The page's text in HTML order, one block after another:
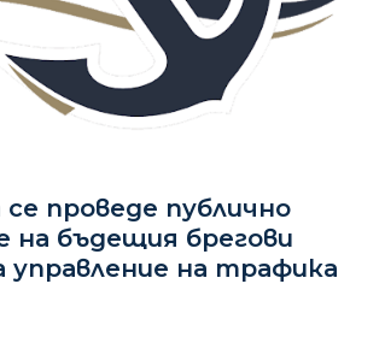
проведе публично
на бъдещия брегови
управление на трафика